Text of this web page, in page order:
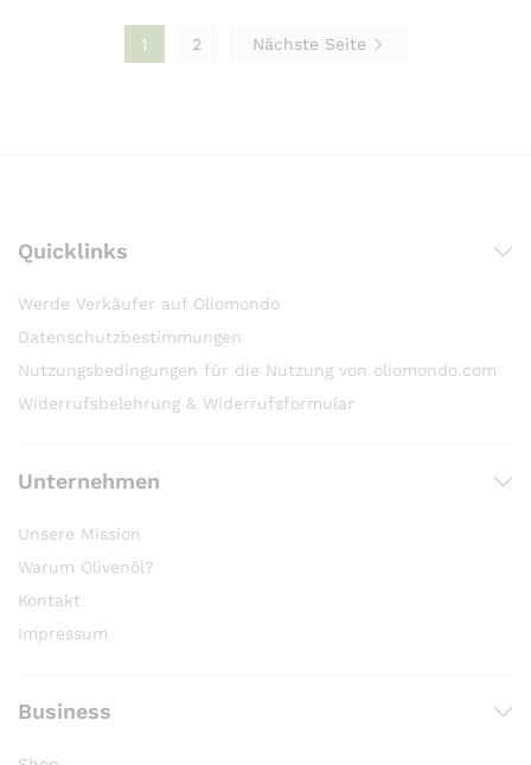
1 2 Nächste Seite
Quicklinks
Werde Verkäufer auf Oliomondo
Datenschutzbestimmungen
Nutzungsbedingungen für die Nutzung von oliomondo.com
Widerrufsbelehrung & Widerrufsformular
Unternehmen
Unsere Mission
Warum Olivenöl?
Kontakt
Impressum
Business